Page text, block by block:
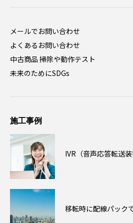
メールでお問い合わせ
よくあるお問い合わせ
中古商品 掃除や動作テスト
未来のためにSDGs
施工事例
IVR（音声応答転送
移転時に配線パック